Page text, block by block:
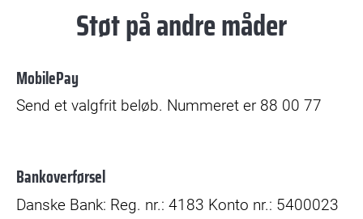
Støt på andre måder
MobilePay
Send et valgfrit beløb. Nummeret er 88 00 77
Bankoverførsel
Danske Bank: Reg. nr.: 4183 Konto nr.: 5400023